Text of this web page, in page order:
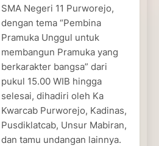
SMA Negeri 11 Purworejo,
dengan tema “Pembina
Pramuka Unggul untuk
membangun Pramuka yang
berkarakter bangsa” dari
pukul 15.00 WIB hingga
selesai, dihadiri oleh Ka
Kwarcab Purworejo, Kadinas,
Pusdiklatcab, Unsur Mabiran,
dan tamu undangan lainnya.